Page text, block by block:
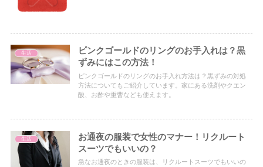
生活
ピンクゴールドのリングのお手入れは？黒
ずみにはこの方法！
ピンクゴールドのリングのお手入れ方法は？黒ずみの対処
方法についてもご紹介しています。家にある洗剤やクエン
酸、お酢や重曹なども使えます。
生活
お通夜の服装で女性のマナー！リクルート
スーツでもいいの？
急なお通夜のときの服装は、リクルートスーツでもいいの